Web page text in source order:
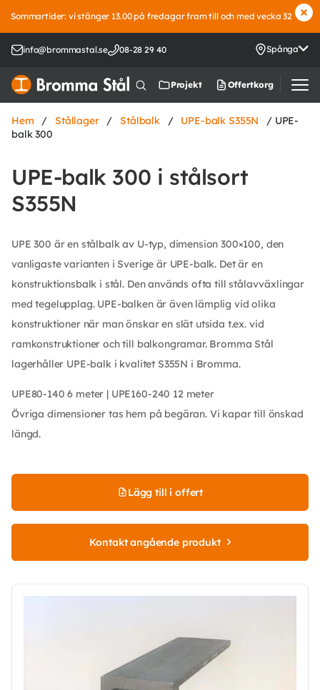
Sommartider: vi stänger 13.00 på fredagar fram till och med vecka 32
info@brommastal.se 08-28 29 40 Spånga
Projekt Offertkorg
Hem / Stållager / Stålbalk / UPE-balk S355N
/ UPE-
balk 300
UPE-balk 300 i stålsort
S355N
UPE 300 är en stålbalk av U-typ, dimension 300×100, den
vanligaste varianten i Sverige är UPE-balk. Det är en
konstruktionsbalk i stål. Den används ofta till stålavväxlingar
med tegelupplag. UPE-balken är även lämplig vid olika
konstruktioner när man önskar en slät utsida t.ex. vid
ramkonstruktioner och till balkongramar. Bromma Stål
lagerhåller UPE-balk i kvalitet S355N i Bromma.
UPE80-140 6 meter | UPE160-240 12 meter
Övriga dimensioner tas hem på begäran. Vi kapar till önskad
längd.
Lägg till i offert
Kontakt angående produkt